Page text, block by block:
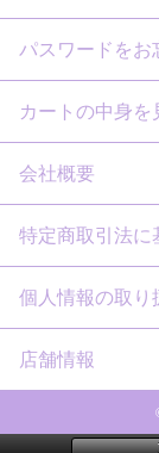
パスワードをお
カートの中身を
会社概要
特定商取引法に
個人情報の取り
店舗情報